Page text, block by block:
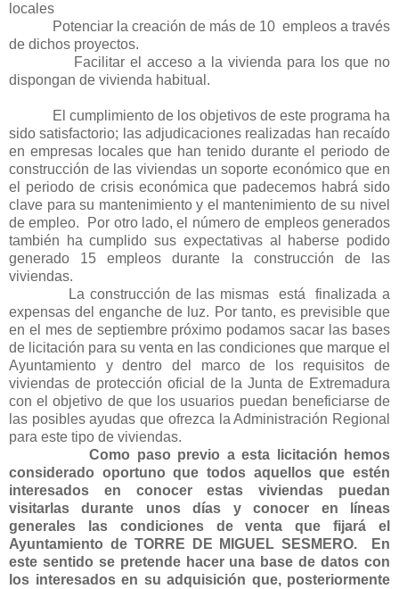
locales
Potenciar la creación de más de 10 empleos a través
de dichos proyectos.
Facilitar el acceso a la vivienda para los que no
dispongan de vivienda habitual.
El cumplimiento de los objetivos de este programa ha
sido satisfactorio; las adjudicaciones realizadas han recaído
en empresas locales que han tenido durante el periodo de
construcción de las viviendas un soporte económico que en
el periodo de crisis económica que padecemos habrá sido
clave para su mantenimiento y el mantenimiento de su nivel
de empleo.
Por otro lado, el número de empleos generados
también ha cumplido sus expectativas al haberse podido
generado 15 empleos durante la construcción de las
viviendas.
La construcción de las mismas
está
finalizada a
expensas del enganche de luz. Por tanto, es previsible que
en el mes de septiembre próximo podamos sacar las bases
de licitación para su venta en las condiciones que marque el
Ayuntamiento y dentro del marco de los requisitos de
viviendas de protección oficial de la Junta de Extremadura
con el objetivo de que los usuarios puedan beneficiarse de
las posibles ayudas que ofrezca la Administración Regional
para este tipo de viviendas.
Como paso previo a esta licitación hemos
considerado oportuno que todos aquellos que estén
interesados en conocer estas viviendas puedan
visitarlas durante unos días y conocer en líneas
generales las condiciones de venta que fijará el
Ayuntamiento de TORRE DE MIGUEL SESMERO.
En
este sentido se pretende hacer una base de datos con
los interesados en su adquisición que, posteriormente